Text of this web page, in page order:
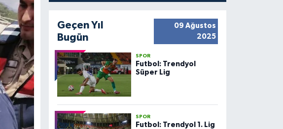
Geçen Yıl
Bugün
09 Ağustos
2025
SPOR
Futbol: Trendyol
Süper Lig
SPOR
Futbol: Trendyol 1. Lig